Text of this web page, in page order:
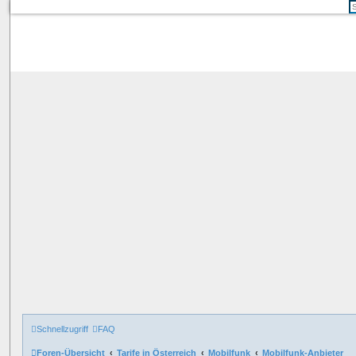
Schnellzugriff FAQ
Foren-Übersicht Tarife in Österreich Mobilfunk Mobilfunk-Anbieter